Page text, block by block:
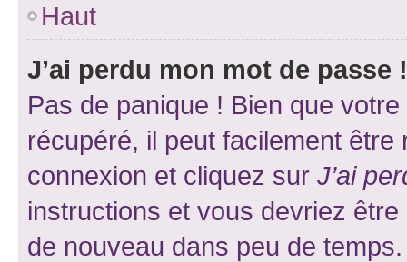
Haut
J’ai perdu mon mot de passe !
Pas de panique ! Bien que
récupéré, il peut facilement
connexion et cliquez sur J’ai
instructions et vous devriez
de nouveau dans peu de temps.